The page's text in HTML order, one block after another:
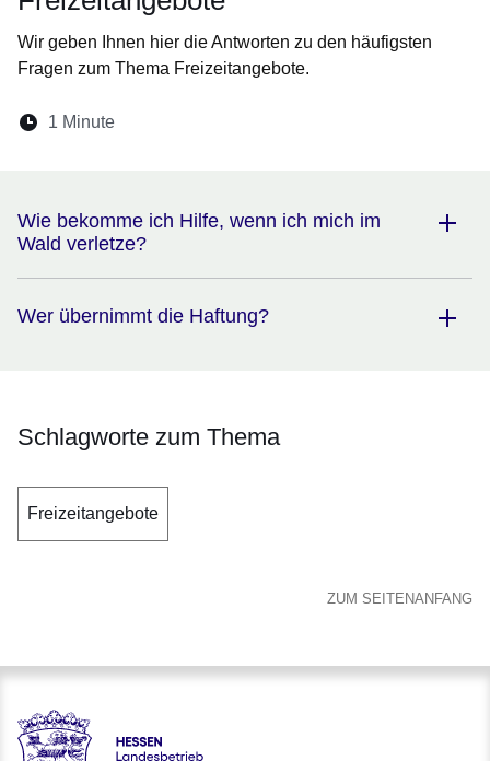
Wir geben Ihnen hier die Antworten zu den häufigsten
Fragen zum Thema Freizeitangebote.
Lesedauer:
1 Minute
Wie bekomme ich Hilfe, wenn ich mich im
Wald verletze?
Wer übernimmt die Haftung?
Schlagworte zum Thema
Freizeitangebote
ZUM SEITENANFANG